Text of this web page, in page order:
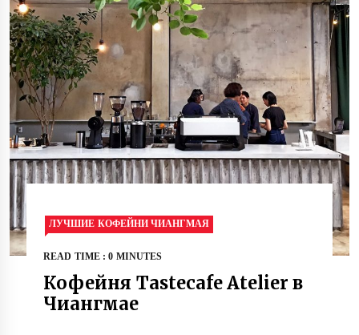
ЛУЧШИЕ КОФЕЙНИ ЧИАНГМАЯ
READ TIME : 0 MINUTES
Кофейня Tastecafe Atelier в
Чиангмае